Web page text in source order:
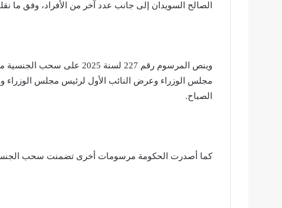
الصالح السويدان إلى جانب عدد آخر من الأفراد، وفق ما
وينص المرسوم رقم 227 لسنة
مجلس الوزراء وعرض النائب الأول لرئيس مجلس الوزراء
الصباح.
كما أصدرت الحكومة مرسومات أخرى تضمنت سحب